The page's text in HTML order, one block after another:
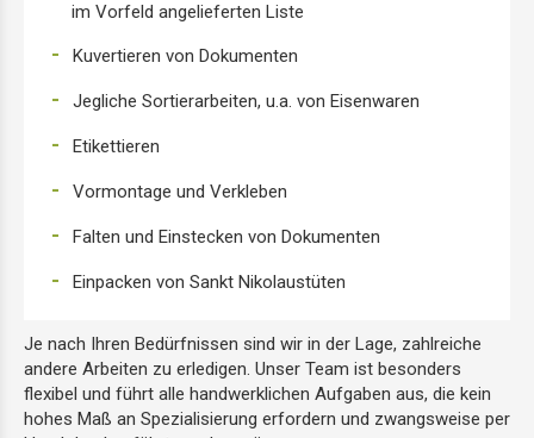
im Vorfeld angelieferten Liste
Kuvertieren von Dokumenten
Jegliche Sortierarbeiten, u.a. von Eisenwaren
Etikettieren
Vormontage und Verkleben
Falten und Einstecken von Dokumenten
Einpacken von Sankt Nikolaustüten
Je nach Ihren Bedürfnissen sind wir in der Lage, zahlreiche
andere Arbeiten zu erledigen. Unser Team ist besonders
flexibel und führt alle handwerklichen Aufgaben aus, die kein
hohes Maß an Spezialisierung erfordern und zwangsweise per